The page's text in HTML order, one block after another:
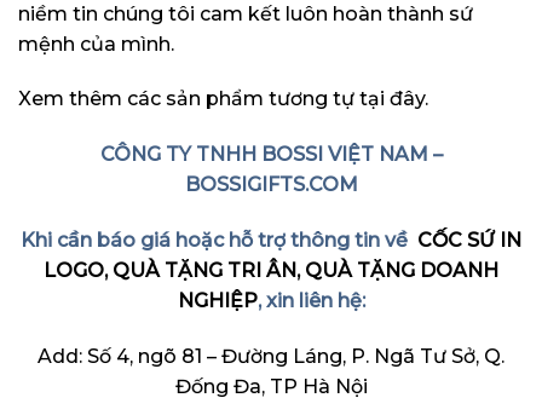
niềm tin chúng tôi cam kết luôn hoàn thành sứ
mệnh của mình.
Xem thêm các sản phẩm tương tự tại đây.
CÔNG TY TNHH BOSSI VIỆT NAM –
BOSSIGIFTS.COM
Khi cần báo giá hoặc hỗ trợ thông tin về CỐC SỨ IN
LOGO, QUÀ TẶNG TRI ÂN, QUÀ TẶNG DOANH
NGHIỆP, xin liên hệ:
Add: Số 4, ngõ 81 – Đường Láng, P. Ngã Tư Sở, Q.
Đống Đa, TP Hà Nội